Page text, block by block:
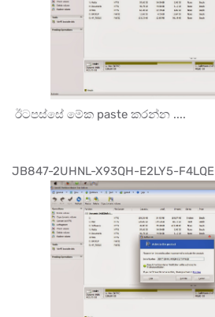
ඊටපස්සේ මේක paste කරන්න ....
JB847-2UHNL-X93QH-E2LY5-F4LQE